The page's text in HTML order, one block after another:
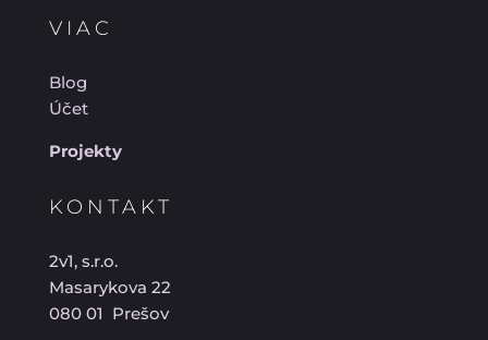
VIAC
Blog
Účet
Projekty
KONTAKT
2v1, s.r.o.
Masarykova 22
080 01 Prešov